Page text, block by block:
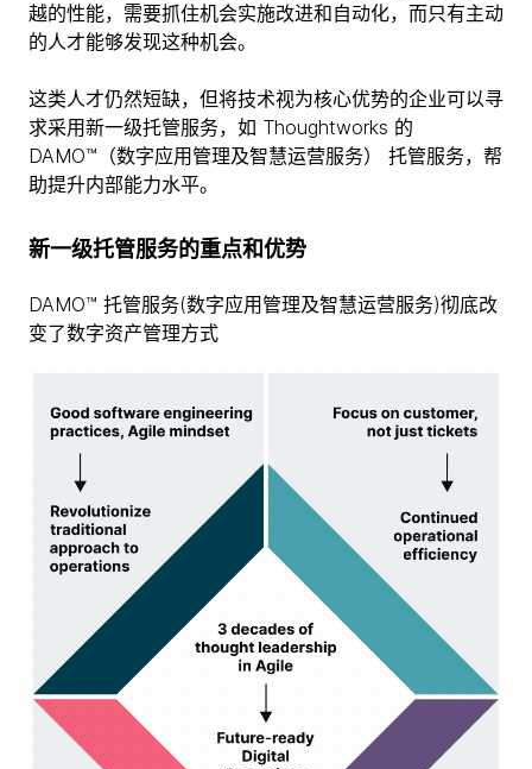
越的性能，需要抓住机会实施改进和自动化，而只有主动
的人才能够发现这种机会。
这类人才仍然短缺，但将技术视为核心优势的企业可以寻
求采用新一级托管服务，如 Thoughtworks 的
DAMO™（数字应用管理及智慧运营服务） 托管服务，帮
助提升内部能力水平。
新一级托管服务的重点和优势
DAMO™ 托管服务(数字应用管理及智慧运营服务)彻底改
变了数字资产管理方式